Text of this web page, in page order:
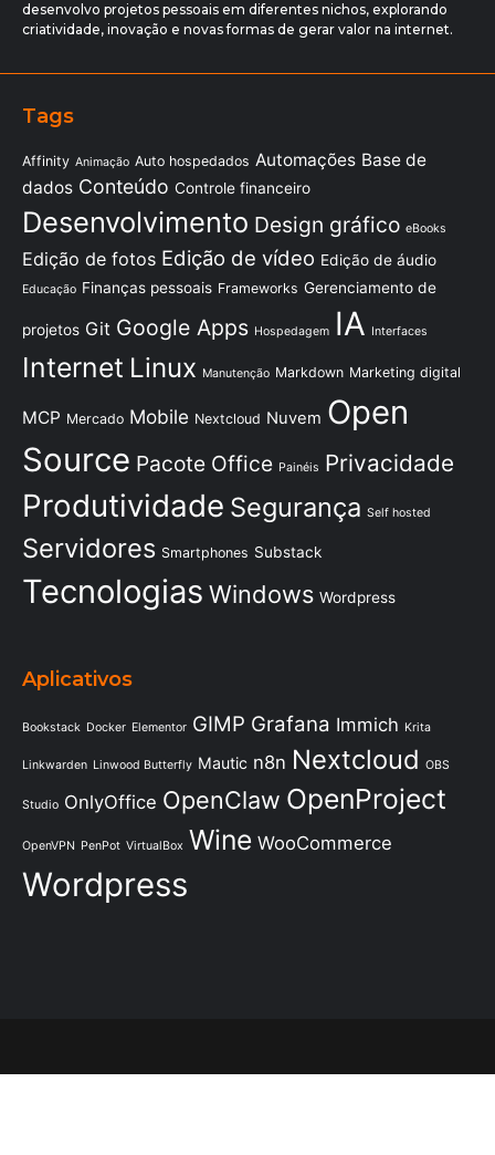
desenvolvo projetos pessoais em diferentes nichos, explorando
criatividade, inovação e novas formas de gerar valor na internet.
Tags
Affinity Animação Auto hospedados Automações Base de
dados Conteúdo Controle financeiro
Desenvolvimento Design gráfico eBooks
Edição de fotos Edição de vídeo Edição de áudio
Educação Finanças pessoais Frameworks Gerenciamento de
projetos Git Google Apps Hospedagem IA Interfaces
Internet Linux Manutenção Markdown Marketing digital
MCP Mercado Mobile Nextcloud Nuvem Open
Source Pacote Office Painéis Privacidade
Produtividade Segurança Self hosted
Servidores Smartphones Substack
Tecnologias Windows Wordpress
Aplicativos
Bookstack Docker Elementor GIMP Grafana Immich Krita
Linkwarden Linwood Butterfly Mautic n8n Nextcloud OBS
Studio OnlyOffice OpenClaw OpenProject
OpenVPN PenPot VirtualBox Wine WooCommerce
Wordpress